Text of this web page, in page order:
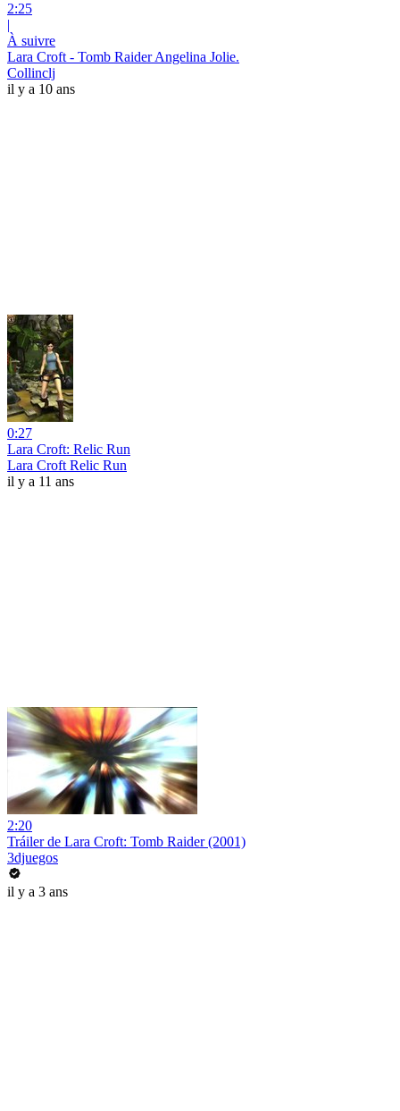
2:25
|
À suivre
Lara Croft - Tomb Raider Angelina Jolie.
Collinclj
il y a 10 ans
0:27
Lara Croft: Relic Run
Lara Croft Relic Run
il y a 11 ans
2:20
Tráiler de Lara Croft: Tomb Raider (2001)
3djuegos
il y a 3 ans